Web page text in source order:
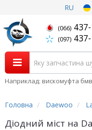
RU
(066)
(097)
Наприклад: вискомуфта бмв
Головна Daewoo
Діодний міст на